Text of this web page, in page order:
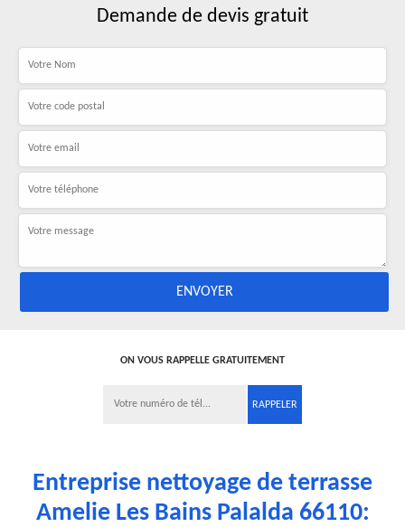
Demande de devis gratuit
ON VOUS RAPPELLE GRATUITEMENT
Entreprise nettoyage de terrasse
Amelie Les Bains Palalda 66110: